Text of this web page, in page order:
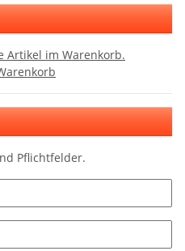
Artikel im Warenkorb.
Pflichtfelder.